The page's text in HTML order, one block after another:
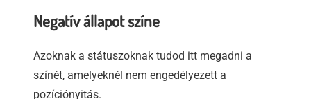
Negatív állapot színe
Azoknak a státuszoknak tudod itt megadni a
színét, amelyeknél nem engedélyezett a
pozíciónyitás.